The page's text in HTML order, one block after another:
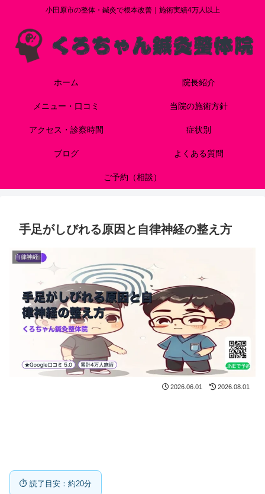
小田原市の整体・鍼灸で根本改善｜施術実績4万人以上
ホーム 院長紹介
メニュー・口コミ 当院の施術方針
アクセス・診察時間 症状別
ブログ よくある質問
ご予約（相談）
手足がしびれる原因と自律神経の整え方
自律神経
2026.06.01 2026.08.01
⏱ 読了目安：約20分